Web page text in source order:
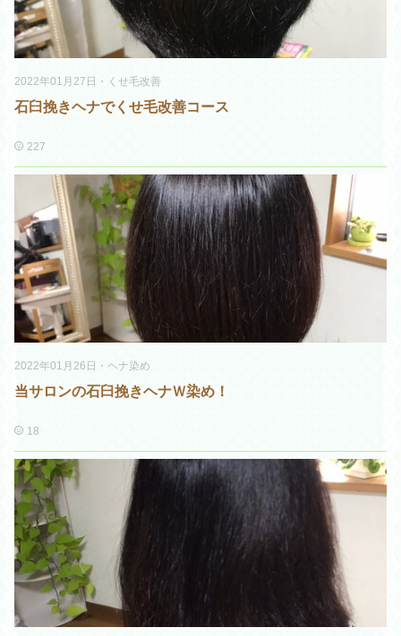
2022年01月27日 ・ くせ毛改善
石臼挽きヘナでくせ毛改善コース
227
2022年01月26日 ・ ヘナ染め
当サロンの石臼挽きヘナＷ染め！
18